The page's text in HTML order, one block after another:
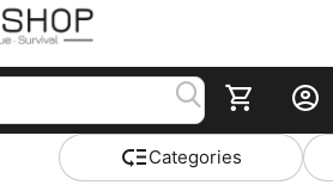
Сategories